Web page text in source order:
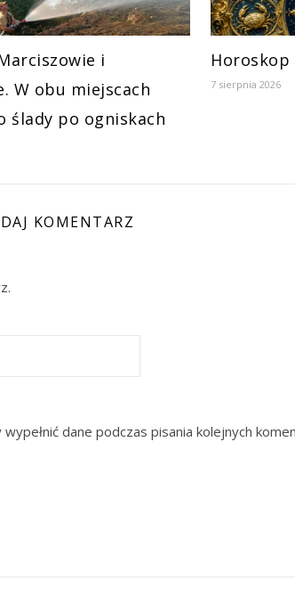
i
W obu miejscach
ślady po ogniskach
Horoskop
7 sierpnia 2026
KOMENTARZ
dane podczas pisania kolejnych